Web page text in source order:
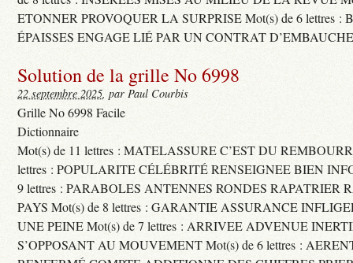
ETONNER PROVOQUER LA SURPRISE Mot(s) de 6 lettres :
ÉPAISSES ENGAGE LIÉ PAR UN CONTRAT
Solution de la grille No 6998
22 septembre 2025, par Paul Courbis
Grille No 6998 Facile
Dictionnaire
Mot(s) de 11 lettres : MATELASSURE C’EST DU
lettres : POPULARITE CÉLÉBRITÉ RENSEIGNEE BIEN
9 lettres : PARABOLES ANTENNES RONDES RAPATRIER
PAYS Mot(s) de 8 lettres : GARANTIE ASSURANCE
UNE PEINE Mot(s) de 7 lettres : ARRIVEE ADVENUE
S’OPPOSANT AU MOUVEMENT Mot(s) de 6 lettres :